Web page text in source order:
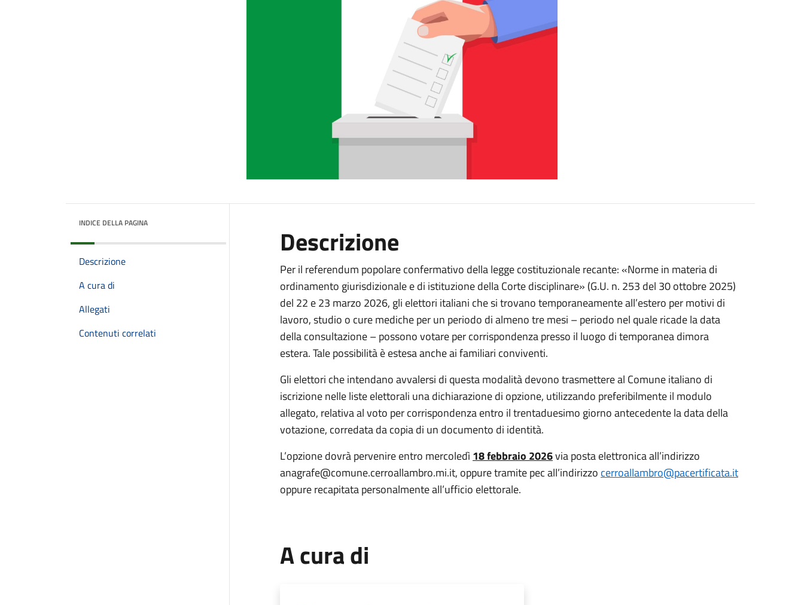
INDICE DELLA PAGINA
Descrizione
A cura di
Allegati
Contenuti correlati
Descrizione
Per il referendum popolare confermativo della legge costituzionale recante: «Norme in materia di
ordinamento giurisdizionale e di istituzione della Corte disciplinare» (G.U. n. 253 del 30 ottobre 2025)
del 22 e 23 marzo 2026, gli elettori italiani che si trovano temporaneamente all’estero per motivi di
lavoro, studio o cure mediche per un periodo di almeno tre mesi – periodo nel quale ricade la data
della consultazione – possono votare per corrispondenza presso il luogo di temporanea dimora
estera. Tale possibilità è estesa anche ai familiari conviventi.
Gli elettori che intendano avvalersi di questa modalità devono trasmettere al Comune italiano di
iscrizione nelle liste elettorali una dichiarazione di opzione, utilizzando preferibilmente il modulo
allegato, relativa al voto per corrispondenza entro il trentaduesimo giorno antecedente la data della
votazione, corredata da copia di un documento di identità.
L’opzione dovrà pervenire entro mercoledì18 febbraio 2026via posta elettronica all’indirizzo
anagrafe@comune.cerroallambro.mi.it, oppure tramite pec all’indirizzo cerroallambro@pacertificata.it
oppure recapitata personalmente all’ufficio elettorale.
A cura di